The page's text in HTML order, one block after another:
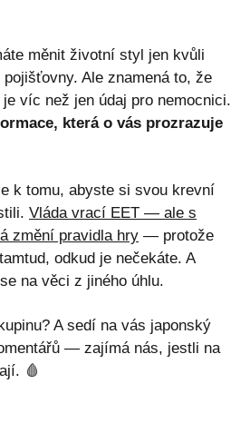
měnit životní styl jen kvůli
Ale znamená to, že
víc než jen údaj pro nemocnici.
která o vás prozrazuje
k tomu, abyste si svou krevní
Vláda vrací EET — ale s
změní pravidla hry — protože
odkud je nečekáte. A
na věci z jiného úhlu.
A sedí na vás japonský
— zajímá nás, jestli na
🩸